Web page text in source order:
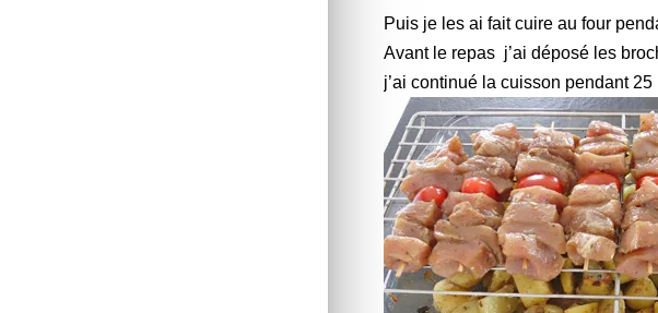
Puis je les ai fait cuire au four
Avant le repas j’ai déposé les
j’ai continué la cuisson pendant